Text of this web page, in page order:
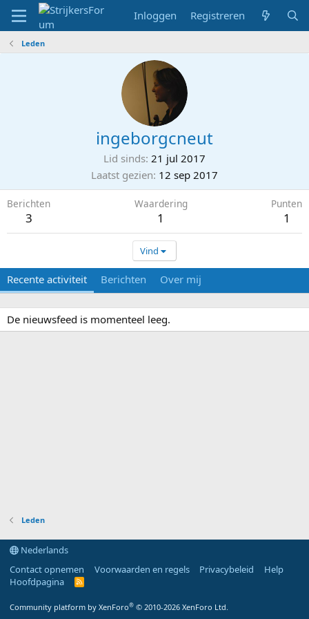
Inloggen Registreren
Leden
ingeborgcneut
Lid sinds 21 jul 2017
Laatst gezien 12 sep 2017
Berichten
3
Waardering
1
Punten
1
Vind
Recente activiteit Berichten Over mij
De nieuwsfeed is momenteel leeg.
Leden
Nederlands
Contact opnemen
Voorwaarden en regels Privacybeleid
Help
Hoofdpagina
R
Community platform by XenForo® © 2010-2026 XenForo Ltd.